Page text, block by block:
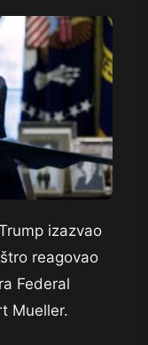
izazvao
reagovao
Federal
Mueller.